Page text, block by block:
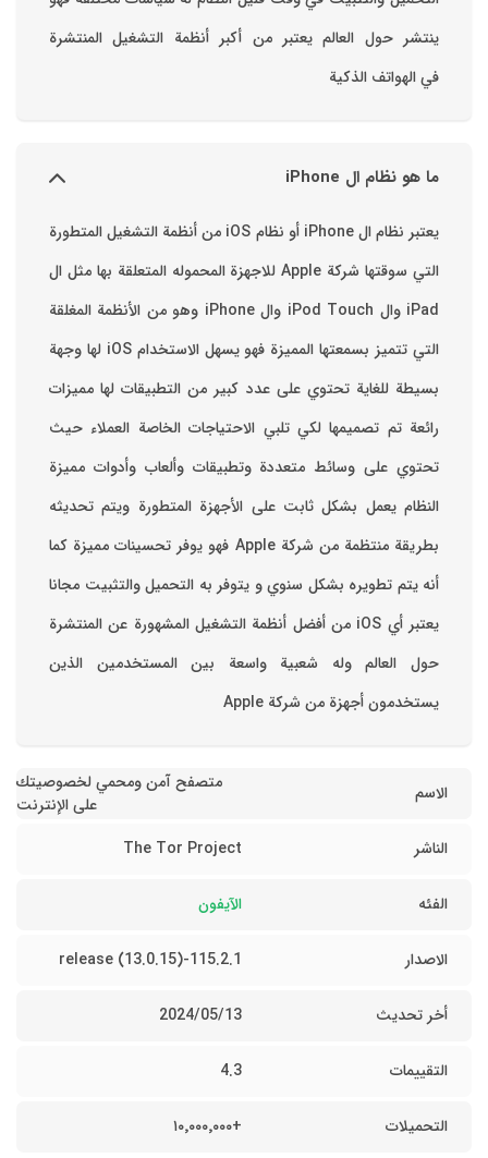
ينتشر حول العالم يعتبر من أكبر أنظمة التشغيل المنتشرة
في الهواتف الذكية
ما هو نظام ال iPhone
يعتبر نظام ال iPhone أو نظام iOS من أنظمة التشغيل المتطورة
التي سوقتها شركة Apple للاجهزة المحموله المتعلقة بها مثل ال
iPad وال iPod Touch وال iPhone وهو من الأنظمة المغلقة
التي تتميز بسمعتها المميزة فهو يسهل الاستخدام ‏iOS لها وجهة
بسيطة للغاية تحتوي على عدد كبير من التطبيقات لها مميزات
رائعة تم تصميمها لكي تلبي الاحتياجات الخاصة العملاء حيث
تحتوي على وسائط متعددة وتطبيقات وألعاب وأدوات مميزة
‏النظام يعمل بشكل ثابت على الأجهزة المتطورة ويتم تحديثه
بطريقة منتظمة من شركة Apple فهو يوفر تحسينات مميزة كما
أنه يتم تطويره بشكل سنوي و يتوفر به التحميل والتثبيت مجانا
‏يعتبر أي iOS من أفضل أنظمة التشغيل المشهورة عن المنتشرة
حول العالم وله شعبية واسعة بين المستخدمين الذين
يستخدمون أجهزة من شركة Apple
الاسم
متصفح آمن ومحمي لخصوصيتك
على الإنترنت
الناشر
The Tor Project
الفئه الآيفون
الاصدار 115.2.1-release (13.0.15)
أخر تحديث 13‏/05‏/2024
التقييمات 4.3
التحميلات +١٠٬٠٠٠٬٠٠٠